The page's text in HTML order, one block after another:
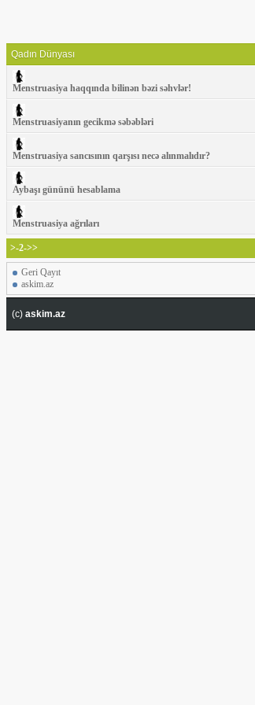
Qadın Dünyası
Menstruasiya haqqında bilinən bəzi səhvlər!
Menstruasiyanın gecikmə səbəbləri
Menstruasiya sancısının qarşısı necə alınmalıdır?
Aybaşı gününü hesablama
Menstruasiya ağrıları
>-2->>
Geri Qayıt
askim.az
(c) askim.az